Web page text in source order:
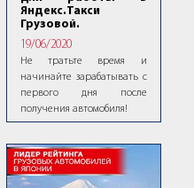
Яндекс.Такси
Грузовой.
19/06/2020
Не тратьте время и
начинайте зарабатывать с
первого дня после
получения автомобиля!